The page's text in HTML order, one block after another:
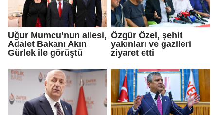
Uğur Mumcu’nun ailesi,
Adalet Bakanı Akın
Gürlek ile görüştü
Özgür Özel, şehit
yakınları ve gazileri
ziyaret etti